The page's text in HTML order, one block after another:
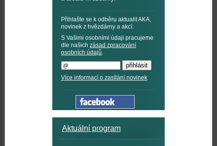
Přihlašte se k odběru aktualit AKA,
novinek z hvězdárny a akcí:
S Vašimi osobními údaji pracujeme
dle našich zásad zpracování
osobních údajů.
Více informací o zasílání novinek
Aktuální program